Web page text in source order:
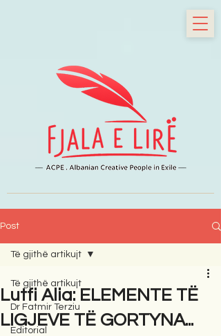
Post
Të gjithë artikujt
Dr Fatmir Terziu
Editorial
Të gjithë artikujt
Lutfi Alia: ELEMENTE TË
LIGJEVE TË GORTYNA...